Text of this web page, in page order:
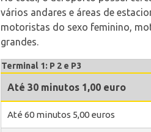
vários andares e áreas de
motoristas do sexo feminino,
grandes.
Terminal 1: P 2 e P3
Até 30 minutos 1,00 euro
Até 60 minutos 5,00 euros